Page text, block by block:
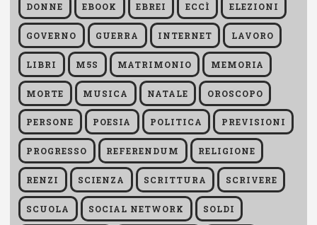
DONNE EBOOK EBREI ECCÌ ELEZIONI
GOVERNO GUERRA INTERNET LAVORO
LIBRI M5S MATRIMONIO MEMORIA
MORTE MUSICA NATALE OROSCOPO
PERSONE POESIA POLITICA PREVISIONI
PROGRESSO REFERENDUM RELIGIONE
RENZI SCIENZA SCRITTURA SCRIVERE
SCUOLA SOCIAL NETWORK SOLDI